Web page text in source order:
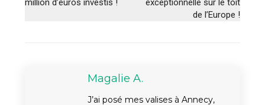
million d’euros investis !
exceptionnelle sur le toit
de l’Europe !
Magalie A.
J’ai posé mes valises à Annecy,